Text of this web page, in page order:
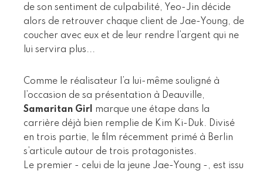
de son sentiment de culpabilité, Yeo-Jin décide
alors de retrouver chaque client de Jae-Young, de
coucher avec eux et de leur rendre l’argent qui ne
lui servira plus...
Comme le réalisateur l’a lui-même souligné à
l’occasion de sa présentation à Deauville,
Samaritan Girl
marque une étape dans la
carrière déjà bien remplie de Kim Ki-Duk. Divisé
en trois partie, le film récemment primé à Berlin
s’articule autour de trois protagonistes.
Le premier - celui de la jeune Jae-Young -, est issu